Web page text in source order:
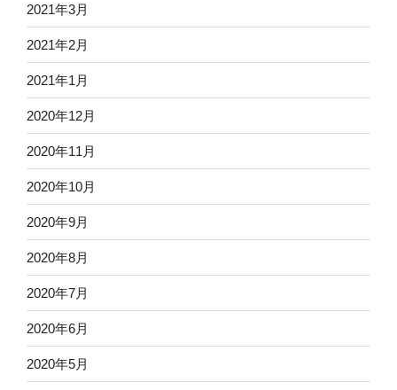
2021年3月
2021年2月
2021年1月
2020年12月
2020年11月
2020年10月
2020年9月
2020年8月
2020年7月
2020年6月
2020年5月